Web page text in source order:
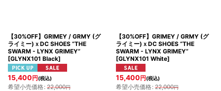
【30%OFF】GRIMEY / GRMY (グ
ライミー)ｘDC SHOES “THE
SWARM - LYNX GRIMEY”
[GLYNX101 Black]
15,400円(税込)
希望小売価格: 22,000円
【30%OFF】GRIMEY / GRMY (グ
ライミー)ｘDC SHOES “THE
SWARM - LYNX GRIMEY”
[GLYNX101 White]
15,400円(税込)
希望小売価格: 22,000円